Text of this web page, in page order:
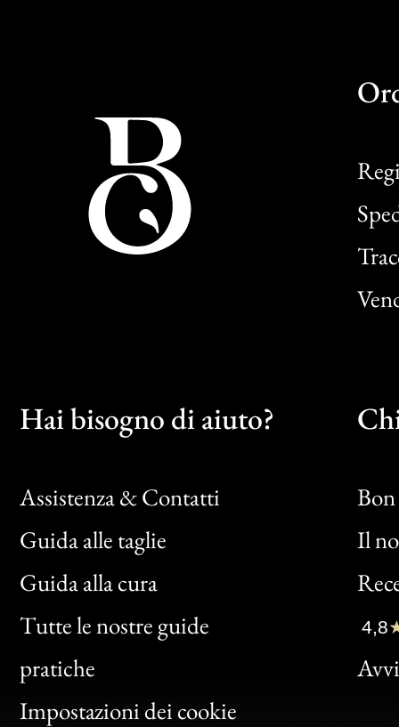
Hai bisogno di aiuto?
Assistenza & Contatti
Guida alle taglie
Guida alla cura
Tutte le nostre guide
pratiche
Impostazioni dei cookie
Il
Bon
Clic
Bon
4,8